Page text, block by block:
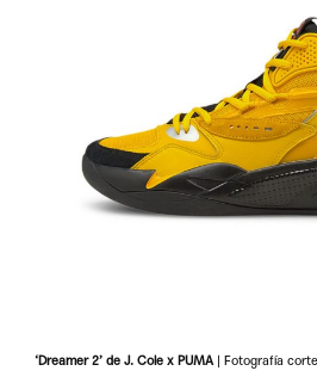
‘Dreamer 2’ de J. Cole x PUMA| Fotografía